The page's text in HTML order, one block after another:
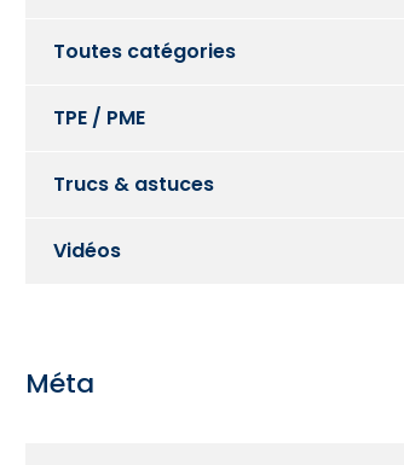
Toutes catégories
TPE / PME
Trucs & astuces
Vidéos
Méta